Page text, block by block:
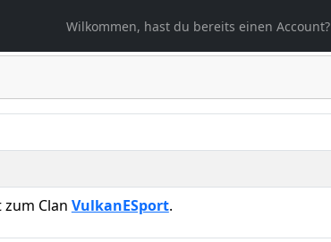
Wilkommen, hast du bereits einen Account?
Clan VulkanESport.